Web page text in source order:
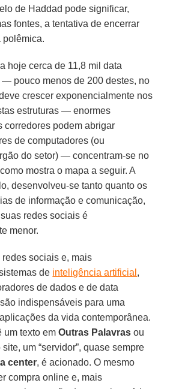
de Haddad pode significar,
fontes, a tentativa de encerrar
polêmica.
hoje cerca de 11,8 mil data
— pouco menos de 200 destes, no
crescer exponencialmente nos
estruturas — enormes
corredores podem abrigar
de computadores (ou
do setor) — concentram-se no
mostra o mapa a seguir. A
desenvolveu-se tanto quanto os
de informação e comunicação,
redes sociais é
menor.
sociais e, mais
de inteligência artificial ,
de dados e de data
indispensáveis para uma
da vida contemporânea.
um texto emOutras Palavras ou
um “servidor”, quase sempre
center, é acionado. O mesmo
compra online e, mais